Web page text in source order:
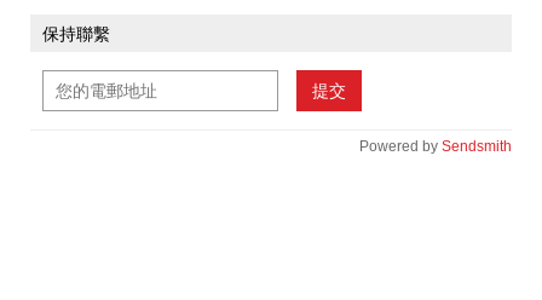
保持聯繫
提交
Powered by Sendsmith